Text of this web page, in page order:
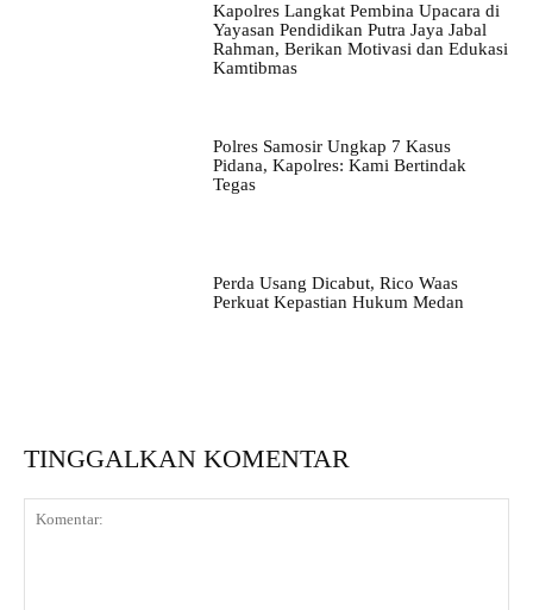
Kapolres Langkat Pembina Upacara di
Yayasan Pendidikan Putra Jaya Jabal
Rahman, Berikan Motivasi dan Edukasi
Kamtibmas
Polres Samosir Ungkap 7 Kasus
Pidana, Kapolres: Kami Bertindak
Tegas
Perda Usang Dicabut, Rico Waas
Perkuat Kepastian Hukum Medan
TINGGALKAN KOMENTAR